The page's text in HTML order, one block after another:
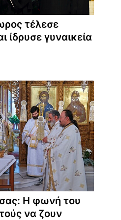
τέλεσε
ίδρυσε γυναικεία
Η φωνή του
να ζουν